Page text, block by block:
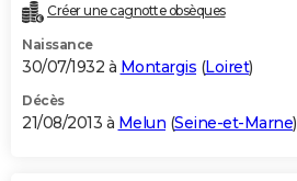
Créer une cagnotte obsèques
Naissance
30/07/1932 à Montargis (Loiret)
Décès
21/08/2013 à Melun (Seine-et-Marne)